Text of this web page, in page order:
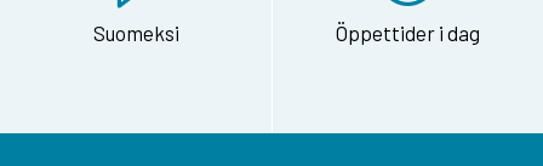
Suomeksi Öppettider i dag